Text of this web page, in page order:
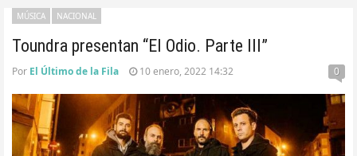
Toundra presentan “El Odio. Parte III”
MÚSICA NACIONAL
Por El Último de la Fila 10 enero, 2022 14:32 0